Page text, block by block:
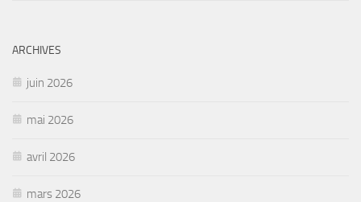
ARCHIVES
juin 2026
mai 2026
avril 2026
mars 2026